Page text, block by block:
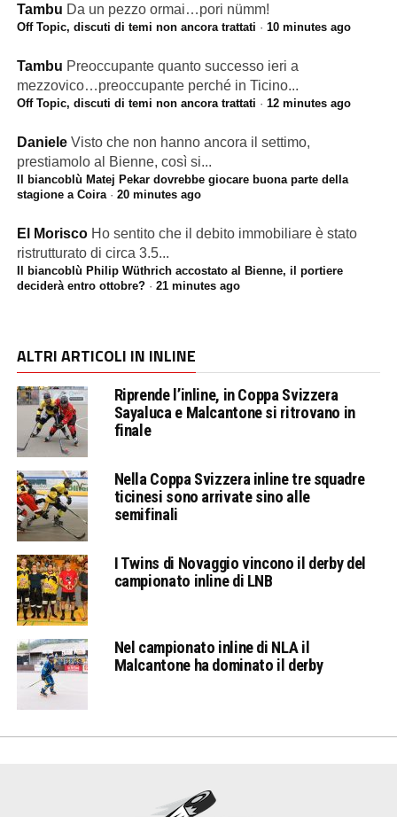
Tambu Da un pezzo ormai…pori nümm!
Off Topic, discuti di temi non ancora trattati · 10 minutes ago
Tambu Preoccupante quanto successo ieri a
mezzovico…preoccupante perché in Ticino...
Off Topic, discuti di temi non ancora trattati · 12 minutes ago
Daniele Visto che non hanno ancora il settimo,
prestiamolo al Bienne, così si...
Il biancoblù Matej Pekar dovrebbe giocare buona parte della
stagione a Coira· 20 minutes ago
El Morisco Ho sentito che il debito immobiliare è stato
ristrutturato di circa 3.5...
Il biancoblù Philip Wüthrich accostato al Bienne, il portiere
deciderà entro ottobre?· 21 minutes ago
ALTRI ARTICOLI IN INLINE
Riprende l’inline, in Coppa Svizzera
Sayaluca e Malcantone si ritrovano in
finale
Nella Coppa Svizzera inline tre squadre
ticinesi sono arrivate sino alle
semifinali
I Twins di Novaggio vincono il derby del
campionato inline di LNB
Nel campionato inline di NLA il
Malcantone ha dominato il derby